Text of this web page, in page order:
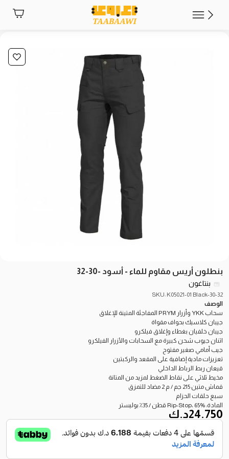
بنطلون أريس مقاوم للماء - أسود -30-32
بنتاغون
SKU: K05021-01 Black-30-32
الوصف
سحاب YKK وأزرار PRYM المفاجئة المتينة للإغلاق
جيبان كلاسيك بحواف مقواة
جيبان خلفيان بغطاء وإغلاق فيلكرو
اثنان جيوب شحن كبيرة مع السحابات والأزرار الفيلكرو
جيب أمامي صغير مفتوح
تعزيزات مادية إضافية على المقعد والركبتين
قيعان ربط الرباط الداخلي
مخيط ثلاثي على نقاط الضغط لمزيد من المتانة
قماش متين 215 جم / م 2 مضاد للتمزق
سبع حلقات الحزام
المادة: Rip-Stop، 65% قطن / 35٪ بوليستر
24.750د.ك